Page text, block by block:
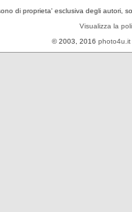
di proprieta' esclusiva degli autori,
Visualizza la
© 2003, 2016 photo4u.it